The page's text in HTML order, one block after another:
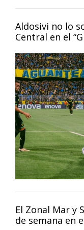
Aldosivi no lo
Central en el
El Zonal Mar y
de semana en